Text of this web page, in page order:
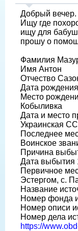
Добрый вечер.
Ищу где
ищу для
прошу о
Фамилия
Имя Антон
Отчество
Дата
Место
Кобыливка
Дата и место
Украинская
Последнее
Воинское
Причина
Дата выбытия
Первичное
Эстергом, с.
Название
Номер фонда
Номер описи
Номер дела
https://